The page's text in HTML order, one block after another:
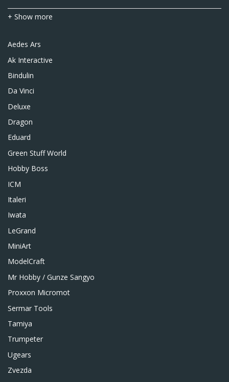
+ Show more
Aedes Ars
Ak Interactive
Bindulin
Da Vinci
Deluxe
Dragon
Eduard
Green Stuff World
Hobby Boss
ICM
Italeri
Iwata
LeGrand
MiniArt
ModelCraft
Mr Hobby / Gunze Sangyo
Proxxon Micromot
Sermar Tools
Tamiya
Trumpeter
Ugears
Zvezda